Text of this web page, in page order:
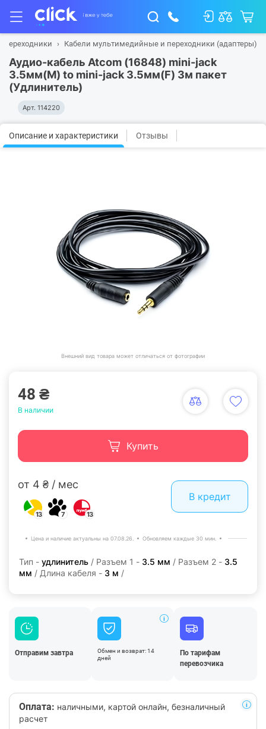
переходники Кабели мультимедийные и переходники (адаптеры)
Аудио-кабель Atcom (16848) mini-jack
3.5мм(M) to mini-jack 3.5мм(F) 3м пакет
(Удлинитель)
Арт. 114220
Описание и характеристики Отзывы
Внешний вид товара может отличаться от фотографии
48 ₴
В наличии
Купить
от 4 ₴ / мес
13 7 13
В кредит
Цена и наличие актуальны на 07.08.26. Обновляем каждые 30 мин.
Тип - удлинитель / Разъем 1 - 3.5 мм / Разъем 2 - 3.5
мм / Длина кабеля - 3 м /
Отправим завтра
Обмен и возврат: 14
дней
По тарифам
перевозчика
Оплата: наличными, картой онлайн, безналичный
расчет